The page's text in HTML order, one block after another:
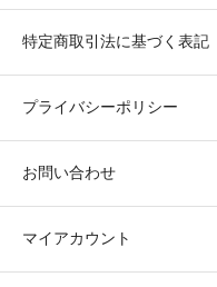
特定商取引法に基づく表記
プライバシーポリシー
お問い合わせ
マイアカウント